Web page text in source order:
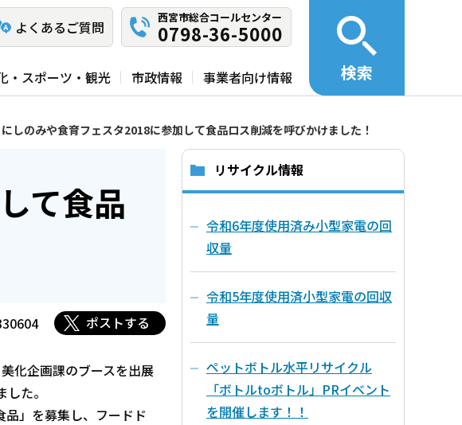
よくあるご質問
西宮市総合コールセンター
0798-36-5000
・スポーツ・観光 市政情報 事業者向け情報 検索
にしのみや食育フェスタ2018に参加して食品ロス削減を呼びかけました！
て食品
ポストする
化企画課のブースを出展
た。
」を募集し、フードド
リサイクル情報
令和6年度使用済み小型家電の回
収量
令和5年度使用済小型家電の回収
量
ペットボトル水平リサイクル
「ボトルtoボトル」PRイベント
を開催します！！